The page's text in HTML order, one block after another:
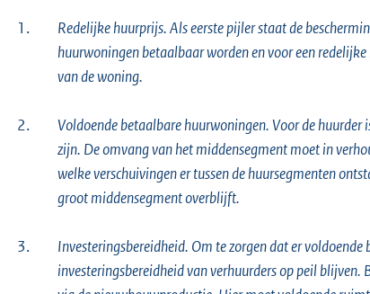
1.
Redelijke huurprijs. Als eerste pijler staat de
huurwoningen betaalbaar worden en voor een
van de woning.
2.
Voldoende betaalbare huurwoningen. Voor de
zijn. De omvang van het middensegment moet in
welke verschuivingen er tussen de huursegmenten
groot middensegment overblijft.
3.
Investeringsbereidheid. Om te zorgen dat er
investeringsbereidheid van verhuurders op peil